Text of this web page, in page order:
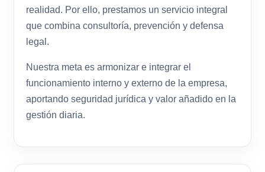
realidad. Por ello, prestamos un servicio integral
que combina consultoría, prevención y defensa
legal.
Nuestra meta es armonizar e integrar el
funcionamiento interno y externo de la empresa,
aportando seguridad jurídica y valor añadido en la
gestión diaria.